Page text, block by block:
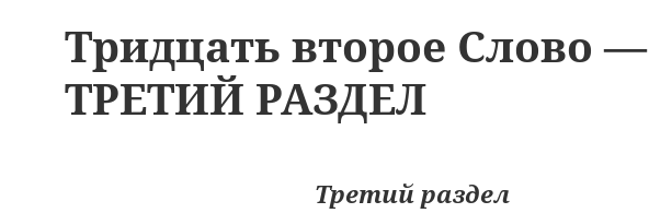
Тридцать второе Слово —
ТРЕТИЙ РАЗДЕЛ
Третий раздел